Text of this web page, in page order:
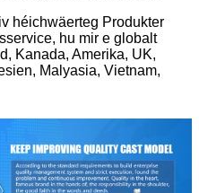
héichwäerteg Produkter
hu mir e globalt
Kanada, Amerika, UK,
Malyasia, Vietnam,